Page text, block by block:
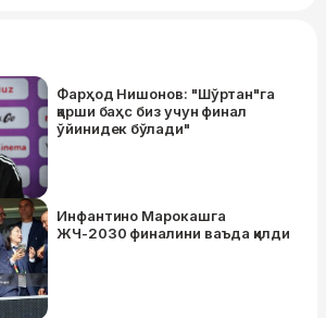
Фарҳод Нишонов: "Шўртан"га
қарши баҳс биз учун финал
ўйинидек бўлади"
Инфантино Марокашга
ЖЧ-2030 финалини ваъда қилди